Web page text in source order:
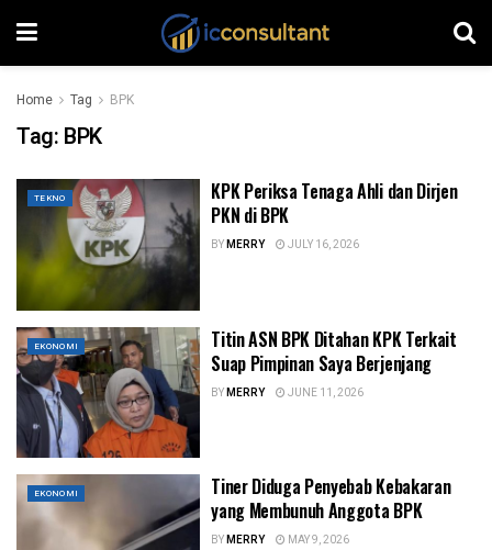
Home Tag BPK
Tag: BPK
TEKNO
KPK Periksa Tenaga Ahli dan Dirjen
PKN di BPK
BYMERRY JULY 16, 2026
EKONOMI
Titin ASN BPK Ditahan KPK Terkait
Suap Pimpinan Saya Berjenjang
BYMERRY JUNE 11, 2026
EKONOMI
Tiner Diduga Penyebab Kebakaran
yang Membunuh Anggota BPK
BYMERRY MAY 9, 2026